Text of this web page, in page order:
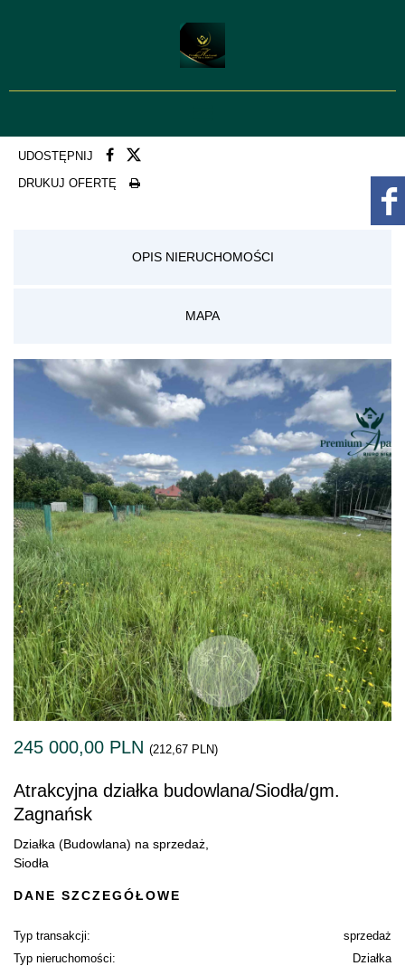
UDOSTĘPNIJ
DRUKUJ OFERTĘ
OPIS NIERUCHOMOŚCI
MAPA
245 000,00 PLN (212,67 PLN)
Atrakcyjna działka budowlana/Siodła/gm.
Zagnańsk
Działka (Budowlana) na sprzedaż,
Siodła
DANE SZCZEGÓŁOWE
Typ transakcji:
sprzedaż
Typ nieruchomości:
Działka